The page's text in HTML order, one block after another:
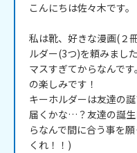
こんにちは佐々木です。
私は靴、好きな漫画(２
ルダー(3つ)を頼みまし
マスすぎてからなんで
の楽しみです！
キーホルダーは友達の
届くかな…？友達の誕
らなんで間に合う事を
くれ！！)